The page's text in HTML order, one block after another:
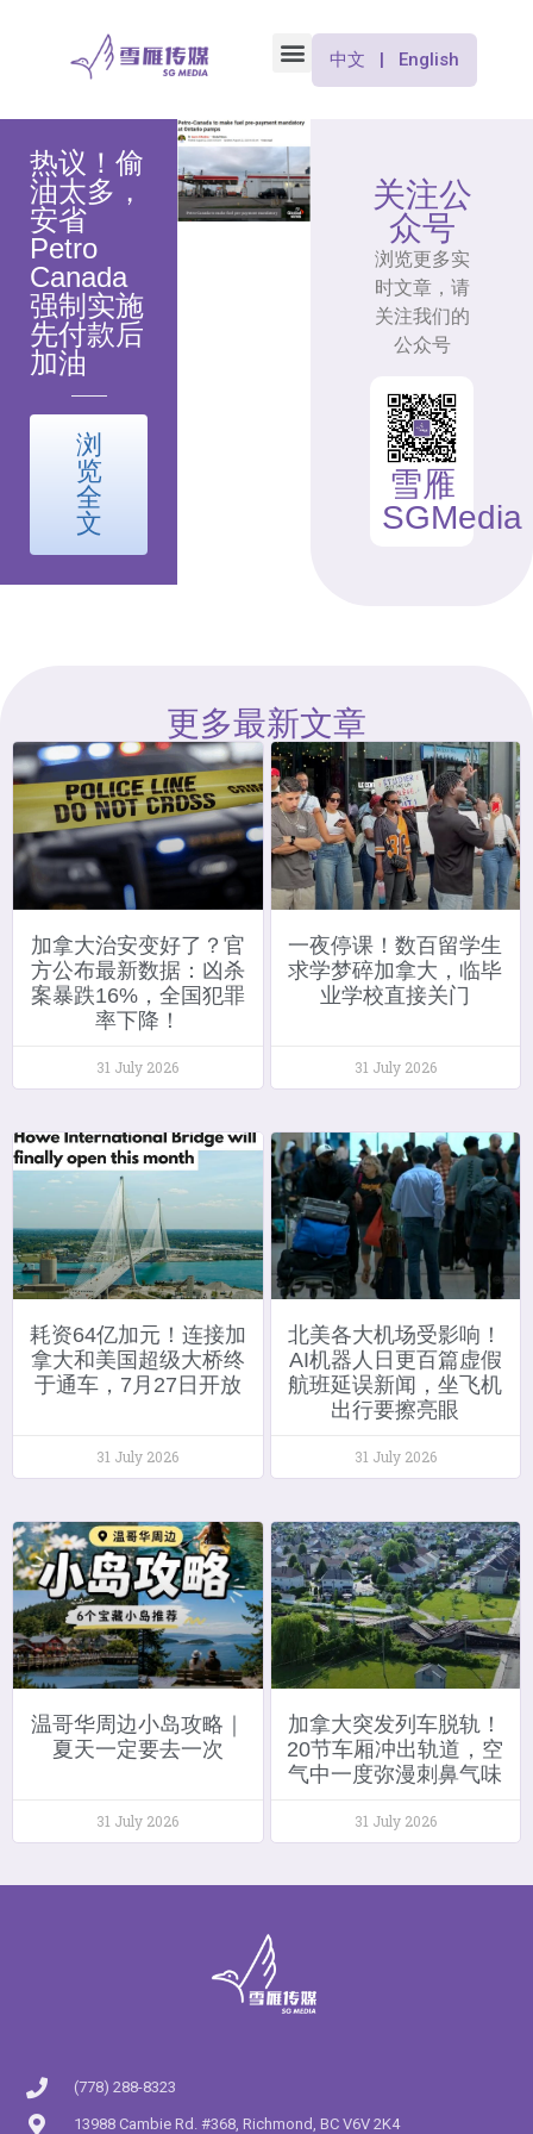
中文 | English
热议！偷
油太多，
安省
Petro
Canada
强制实施
先付款后
加油
浏
览
全
文
关注公
众号
浏览更多实
时文章，请
关注我们的
公众号
雪雁
SGMedia
更多最新文章
加拿大治安变好了？官
方公布最新数据：凶杀
案暴跌16%，全国犯罪
率下降！
31 July 2026
一夜停课！数百留学生
求学梦碎加拿大，临毕
业学校直接关门
31 July 2026
耗资64亿加元！连接加
拿大和美国超级大桥终
于通车，7月27日开放
31 July 2026
北美各大机场受影响！
AI机器人日更百篇虚假
航班延误新闻，坐飞机
出行要擦亮眼
31 July 2026
温哥华周边小岛攻略｜
夏天一定要去一次
31 July 2026
加拿大突发列车脱轨！
20节车厢冲出轨道，空
气中一度弥漫刺鼻气味
31 July 2026
(778) 288-8323
13988 Cambie Rd. #368, Richmond, BC V6V 2K4